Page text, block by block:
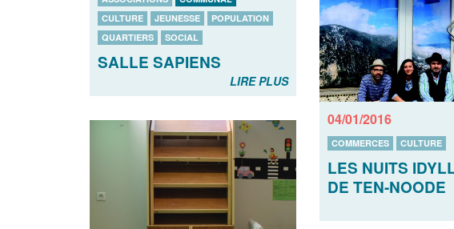
CULTURE
JEUNESSE
POPULATION
QUARTIERS
SOCIAL
SALLE SAPIENS
LIRE PLUS
04/01/2016
COMMERCES CULTURE
LES NUITS
DE TEN-NOODE